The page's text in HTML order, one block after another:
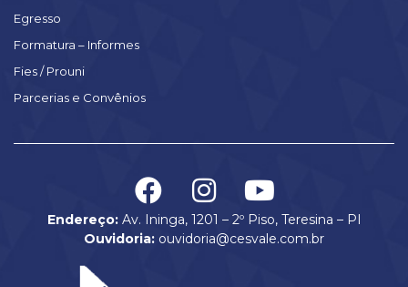
Egresso
Formatura – Informes
Fies / Prouni
Parcerias e Convênios
Endereço:Av. Ininga, 1201 – 2º Piso, Teresina – PI
Ouvidoria: ouvidoria@cesvale.com.br